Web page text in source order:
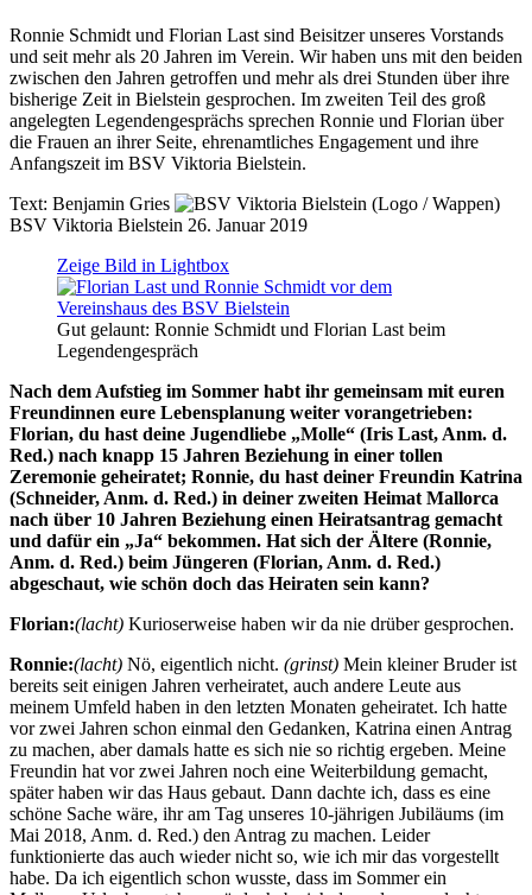
Ronnie Schmidt und Florian Last sind Beisitzer unseres Vorstands
und seit mehr als 20 Jahren im Verein. Wir haben uns mit den beiden
zwischen den Jahren getroffen und mehr als drei Stunden über ihre
bisherige Zeit in Bielstein gesprochen. Im zweiten Teil des groß
angelegten Legendengesprächs sprechen Ronnie und Florian über
die Frauen an ihrer Seite, ehrenamtliches Engagement und ihre
Anfangszeit im BSV Viktoria Bielstein.
Text: Benjamin Gries
BSV Viktoria Bielstein 26. Januar 2019
Zeige Bild in Lightbox
Gut gelaunt: Ronnie Schmidt und Florian Last beim
Legendengespräch
Nach dem Aufstieg im Sommer habt ihr gemeinsam mit euren
Freundinnen eure Lebensplanung weiter vorangetrieben:
Florian, du hast deine Jugendliebe „Molle“ (Iris Last, Anm. d.
Red.) nach knapp 15 Jahren Beziehung in einer tollen
Zeremonie geheiratet; Ronnie, du hast deiner Freundin Katrina
(Schneider, Anm. d. Red.) in deiner zweiten Heimat Mallorca
nach über 10 Jahren Beziehung einen Heiratsantrag gemacht
und dafür ein „Ja“ bekommen. Hat sich der Ältere (Ronnie,
Anm. d. Red.) beim Jüngeren (Florian, Anm. d. Red.)
abgeschaut, wie schön doch das Heiraten sein kann?
Florian:(lacht) Kurioserweise haben wir da nie drüber gesprochen.
Ronnie:(lacht) Nö, eigentlich nicht. (grinst) Mein kleiner Bruder ist
bereits seit einigen Jahren verheiratet, auch andere Leute aus
meinem Umfeld haben in den letzten Monaten geheiratet. Ich hatte
vor zwei Jahren schon einmal den Gedanken, Katrina einen Antrag
zu machen, aber damals hatte es sich nie so richtig ergeben. Meine
Freundin hat vor zwei Jahren noch eine Weiterbildung gemacht,
später haben wir das Haus gebaut. Dann dachte ich, dass es eine
schöne Sache wäre, ihr am Tag unseres 10-jährigen Jubiläums (im
Mai 2018, Anm. d. Red.) den Antrag zu machen. Leider
funktionierte das auch wieder nicht so, wie ich mir das vorgestellt
habe. Da ich eigentlich schon wusste, dass im Sommer ein